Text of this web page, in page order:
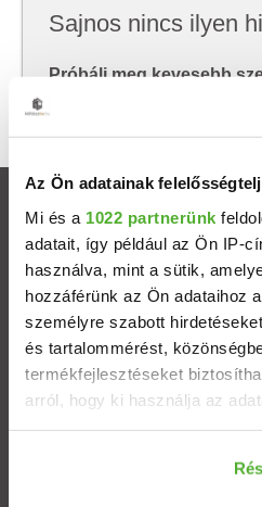
Az Ön adatainak
Mi és a 1022 partnerünk
adatait, így például az Ön IP-
használva, mint a sütik,
hozzáférünk az Ön adataihoz
személyre szabott
és tartalommérést,
termékfejlesztéseket
arról, hogy ki használja az
Információgyűjtés az Ön
Sajnos nincs ilyen
Próbálj meg kevesebb
keresni, hátha akkor
Ingatlanok
Eladó házak
Eladó lakások
Települések